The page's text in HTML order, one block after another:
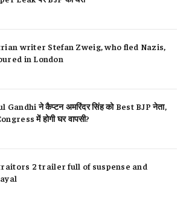
writer Stefan Zweig, who fled Nazis,
in London
Gandhi ने कैप्टन अमरिंदर सिंह को Best BJP नेता,
में होगी घर वापसी?
2 trailer full of suspense and